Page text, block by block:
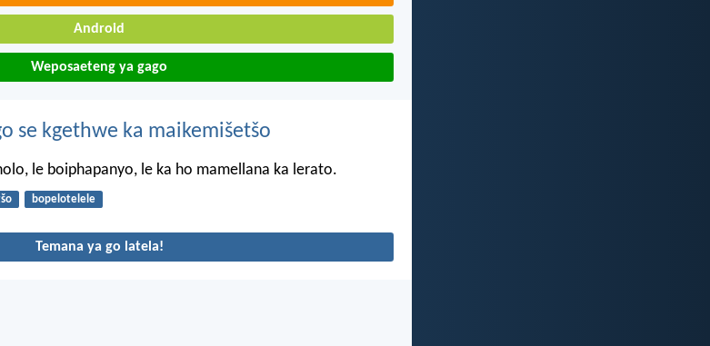
Android
Weposaeteng ya gago
se kgethwe ka maikemišetšo
le boiphapanyo, le ka ho mamellana ka lerato.
bopelotelele
Temana ya go latela!